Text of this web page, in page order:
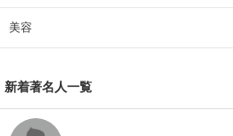
美容
新着著名人一覧